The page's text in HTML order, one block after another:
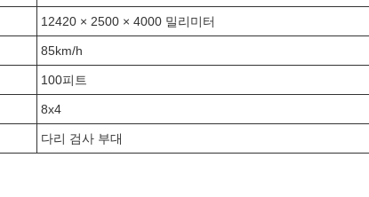
12420 × 2500 × 4000 밀리미터
85km/h
100피트
8x4
다리 검사 부대